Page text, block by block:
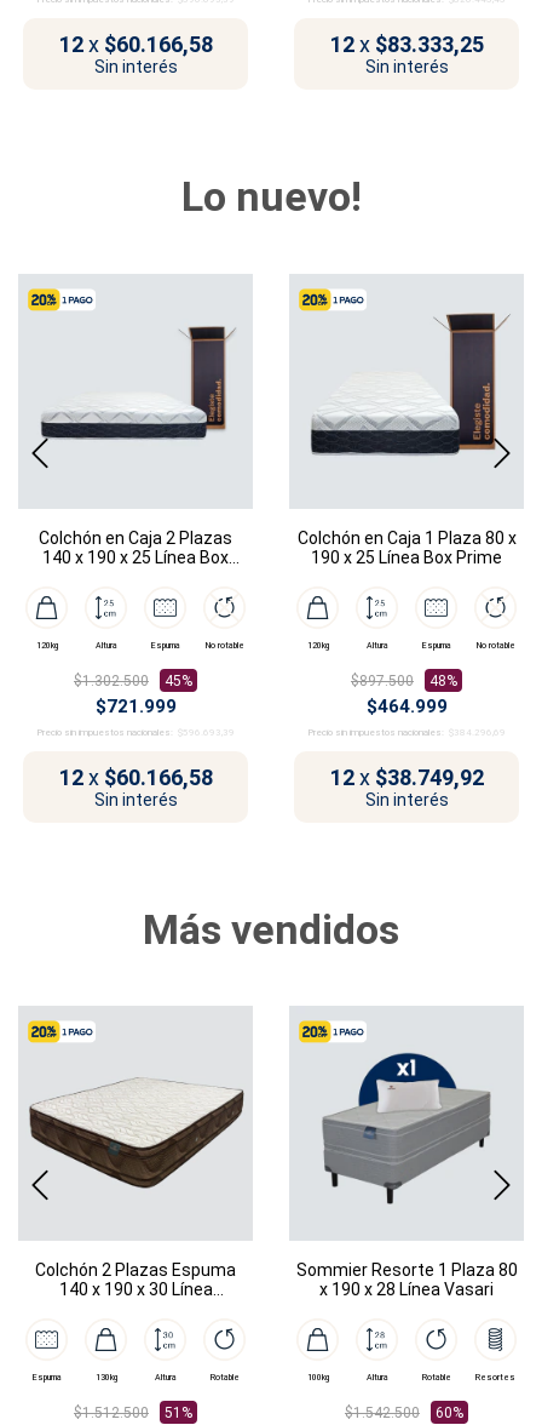
12 x $60.166,58
Sin interés
12 x $83.333,25
Sin interés
Lo nuevo!
Colchón en Caja 2 Plazas
140 x 190 x 25 Línea Box
120kg Altura Espuma No rotable
$1.302.500 45%
$721.999
Precio sin impuestos nacionales: $596.693,39
12 x $60.166,58
Sin interés
Colchón en Caja 1 Plaza 80 x
190 x 25 Línea Box Prime
120kg Altura Espuma No rotable
$897.500 48%
$464.999
Precio sin impuestos nacionales: $384.296,69
12 x $38.749,92
Sin interés
Más vendidos
Colchón 2 Plazas Espuma
140 x 190 x 30 Línea
Espuma 130kg Altura Rotable
$1.512.500 51%
Sommier Resorte 1 Plaza 80
x 190 x 28 Línea Vasari
100kg Altura Rotable Resortes
$1.542.500 60%